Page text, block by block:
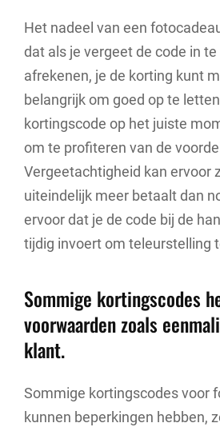
Het nadeel van een
dat als je vergeet de code in
afrekenen, je de korting kunt
belangrijk om goed op te
kortingscode op het juiste
om te profiteren van de
Vergeetachtigheid kan ervoor
uiteindelijk meer betaalt dan
ervoor dat je de code bij de
tijdig invoert om teleurstelling
Sommige kortingscodes
voorwaarden zoals
klant.
Sommige kortingscodes voor
kunnen beperkingen hebben,